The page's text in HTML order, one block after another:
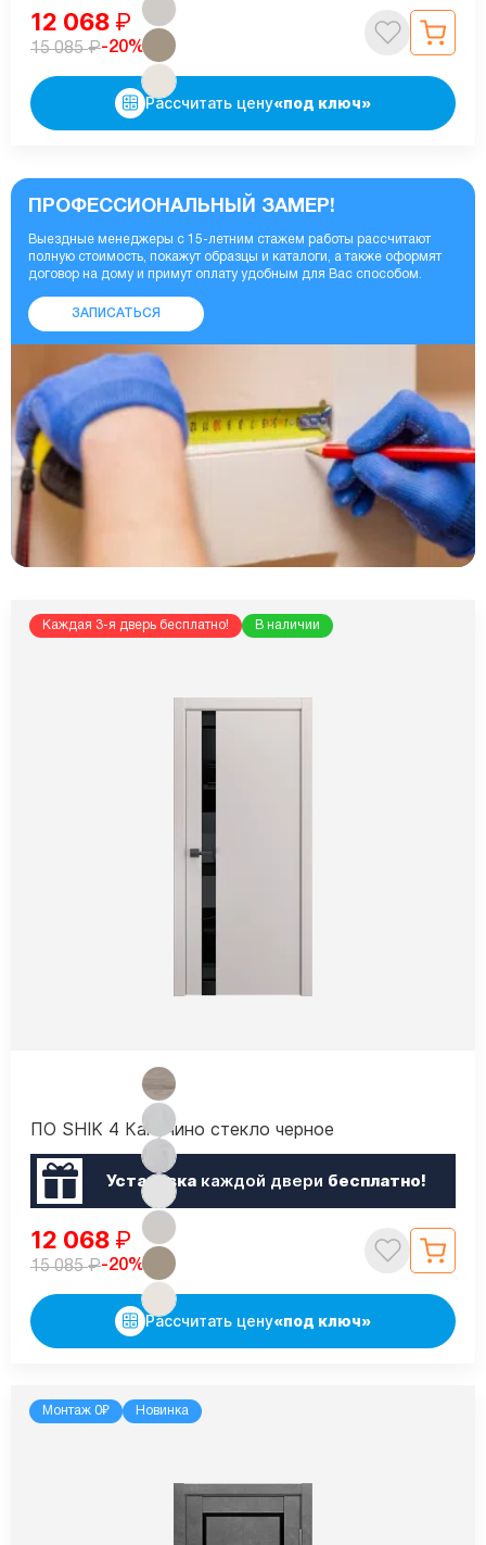
12 068 ₽
15 085₽-20%
Рассчитать цену«под ключ»
ПРОФЕССИОНАЛЬНЫЙ ЗАМЕР!
Выездные менеджеры с 15-летним стажем работы рассчитают
полную стоимость, покажут образцы и каталоги, а также оформят
договор на дому и примут оплату удобным для Вас способом.
ЗАПИСАТЬСЯ
Каждая 3-я дверь бесплатно! В наличии
ПО SHIK 4 Капучино стекло черное
Установкакаждой двери бесплатно!
12 068 ₽
15 085₽-20%
Рассчитать цену«под ключ»
Монтаж 0₽ Новинка